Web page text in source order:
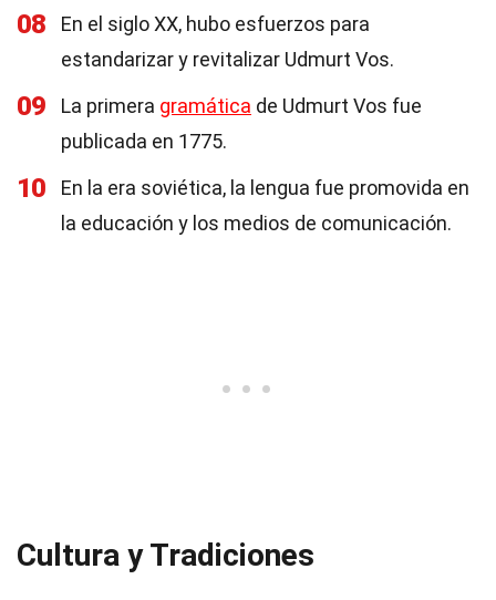
08
En el siglo XX, hubo esfuerzos para
estandarizar y revitalizar Udmurt Vos.
09 La primera gramática de Udmurt Vos fue
publicada en 1775.
10
En la era soviética, la lengua fue promovida en
la educación y los medios de comunicación.
Cultura y Tradiciones